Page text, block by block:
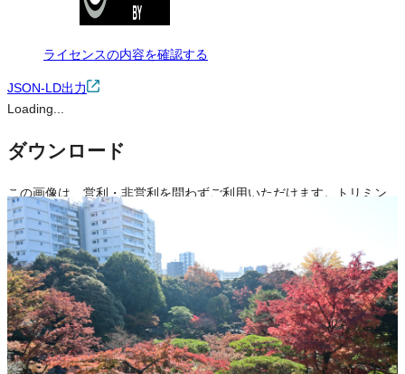
ライセンスの内容を確認する
JSON-LD出力
Loading...
ダウンロード
この画像は、営利・非営利を問わずご利用いただけます。トリミン
グ・色変更などの改変も可能です。クレジット表記は必須です。
※本サイトの利用規約 も適用されます。
営利利用
可
改変